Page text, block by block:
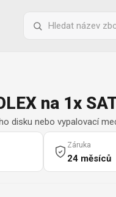
pro:
na 1x
disku nebo vypalovací
Záruka
24 měsíců